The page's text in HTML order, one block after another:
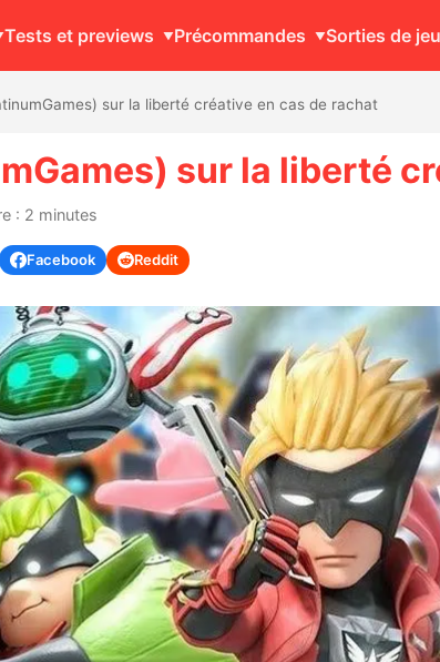
Tests et previews Précommandes Sorties de
sur la liberté créative en cas de rachat
sur la liberté
: 2 minutes
Facebook Reddit